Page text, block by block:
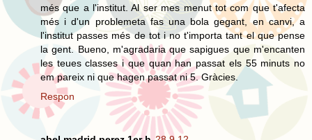
més que a l'institut. Al ser mes menut tot com que t'afecta
més i d'un problemeta fas una bola gegant, en canvi, a
l'institut passes més de tot i no t'importa tant el que pense
la gent. Bueno, m'agradaria que sapigues que m'encanten
les teues classes i que quan han passat els 55 minuts no
em pareix ni que hagen passat ni 5. Gràcies.
Respon